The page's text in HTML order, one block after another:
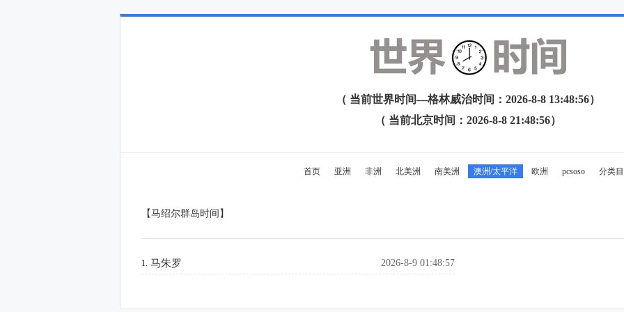
（ 当前世界时间—格林威治时间：2026-8-8 13:48:56）
（ 当前北京时间：2026-8-8 21:48:56）
首页 亚洲 非洲 北美洲 南美洲 澳洲/太平洋 欧洲 pcsoso 分类
【马绍尔群岛时间】
1. 马朱罗 2026-8-9 01:48:57